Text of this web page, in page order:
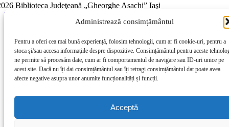
Administrează consimțământul
Pentru a oferi cea mai bună experiență, folosim tehnologii, cum ar fi cookie-uri, pentru a
stoca și/sau accesa informațiile despre dispozitive. Consimțământul pentru aceste
ne permite să procesăm date, cum ar fi comportamentul de navigare sau ID-uri unice pe
acest site. Dacă nu îți dai consimțământul sau îți retragi consimțământul dat poate avea
afecte negative asupra unor anumite funcționalități și funcții.
Acceptă
Biblioteca Judeţeană „Gheorghe Asachi” Iaşi
Page load link